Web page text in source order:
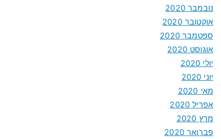
נובמבר 2020
אוקטובר 2020
ספטמבר 2020
אוגוסט 2020
יולי 2020
יוני 2020
מאי 2020
אפריל 2020
מרץ 2020
פברואר 2020